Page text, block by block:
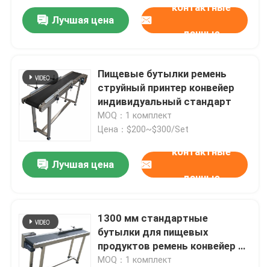
Лучшая цена
контактные
данные
Пищевые бутылки ремень
струйный принтер конвейер
индивидуальный стандарт
MOQ：1 комплект
Цена：$200~$300/Set
Лучшая цена
контактные
данные
1300 мм стандартные
бутылки для пищевых
продуктов ремень конвейер 25
м/мин
MOQ：1 комплект